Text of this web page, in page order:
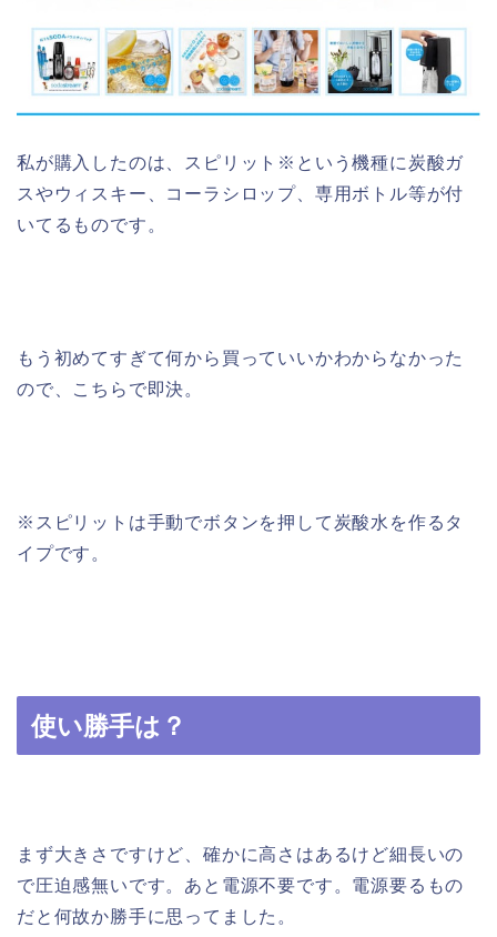
私が購入したのは、スピリット※という機種に炭酸ガ
スやウィスキー、コーラシロップ、専用ボトル等が付
いてるものです。
もう初めてすぎて何から買っていいかわからなかった
ので、こちらで即決。
※スピリットは手動でボタンを押して炭酸水を作るタ
イプです。
使い勝手は？
まず大きさですけど、確かに高さはあるけど細長いの
で圧迫感無いです。あと電源不要です。電源要るもの
だと何故か勝手に思ってました。